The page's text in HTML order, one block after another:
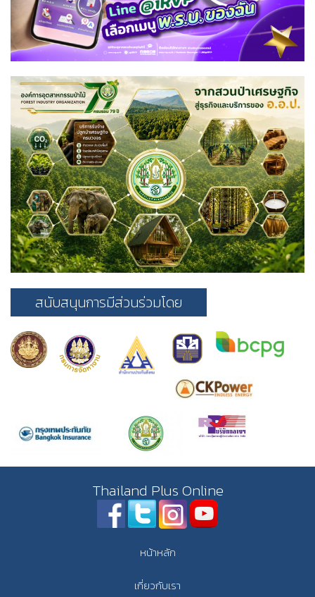
สนับสนุนการมีส่วนร่วมโดย
Thailand Plus Online
หน้าหลัก
เกี่ยวกับเรา